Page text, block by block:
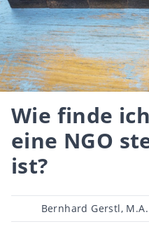
Wie finde
eine NGO
ist?
Beitragsautor
Bernhard Gerstl,